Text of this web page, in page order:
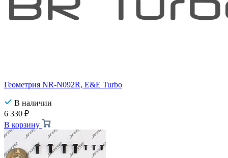
Геометрия NR-N092R, E&E Turbo
В наличии
6 330 ₽
В корзину